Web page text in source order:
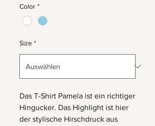
Color *
Size *
Das T-Shirt Pamela ist ein richtiger
Hingucker. Das Highlight ist hier
der stylische Hirschdruck aus